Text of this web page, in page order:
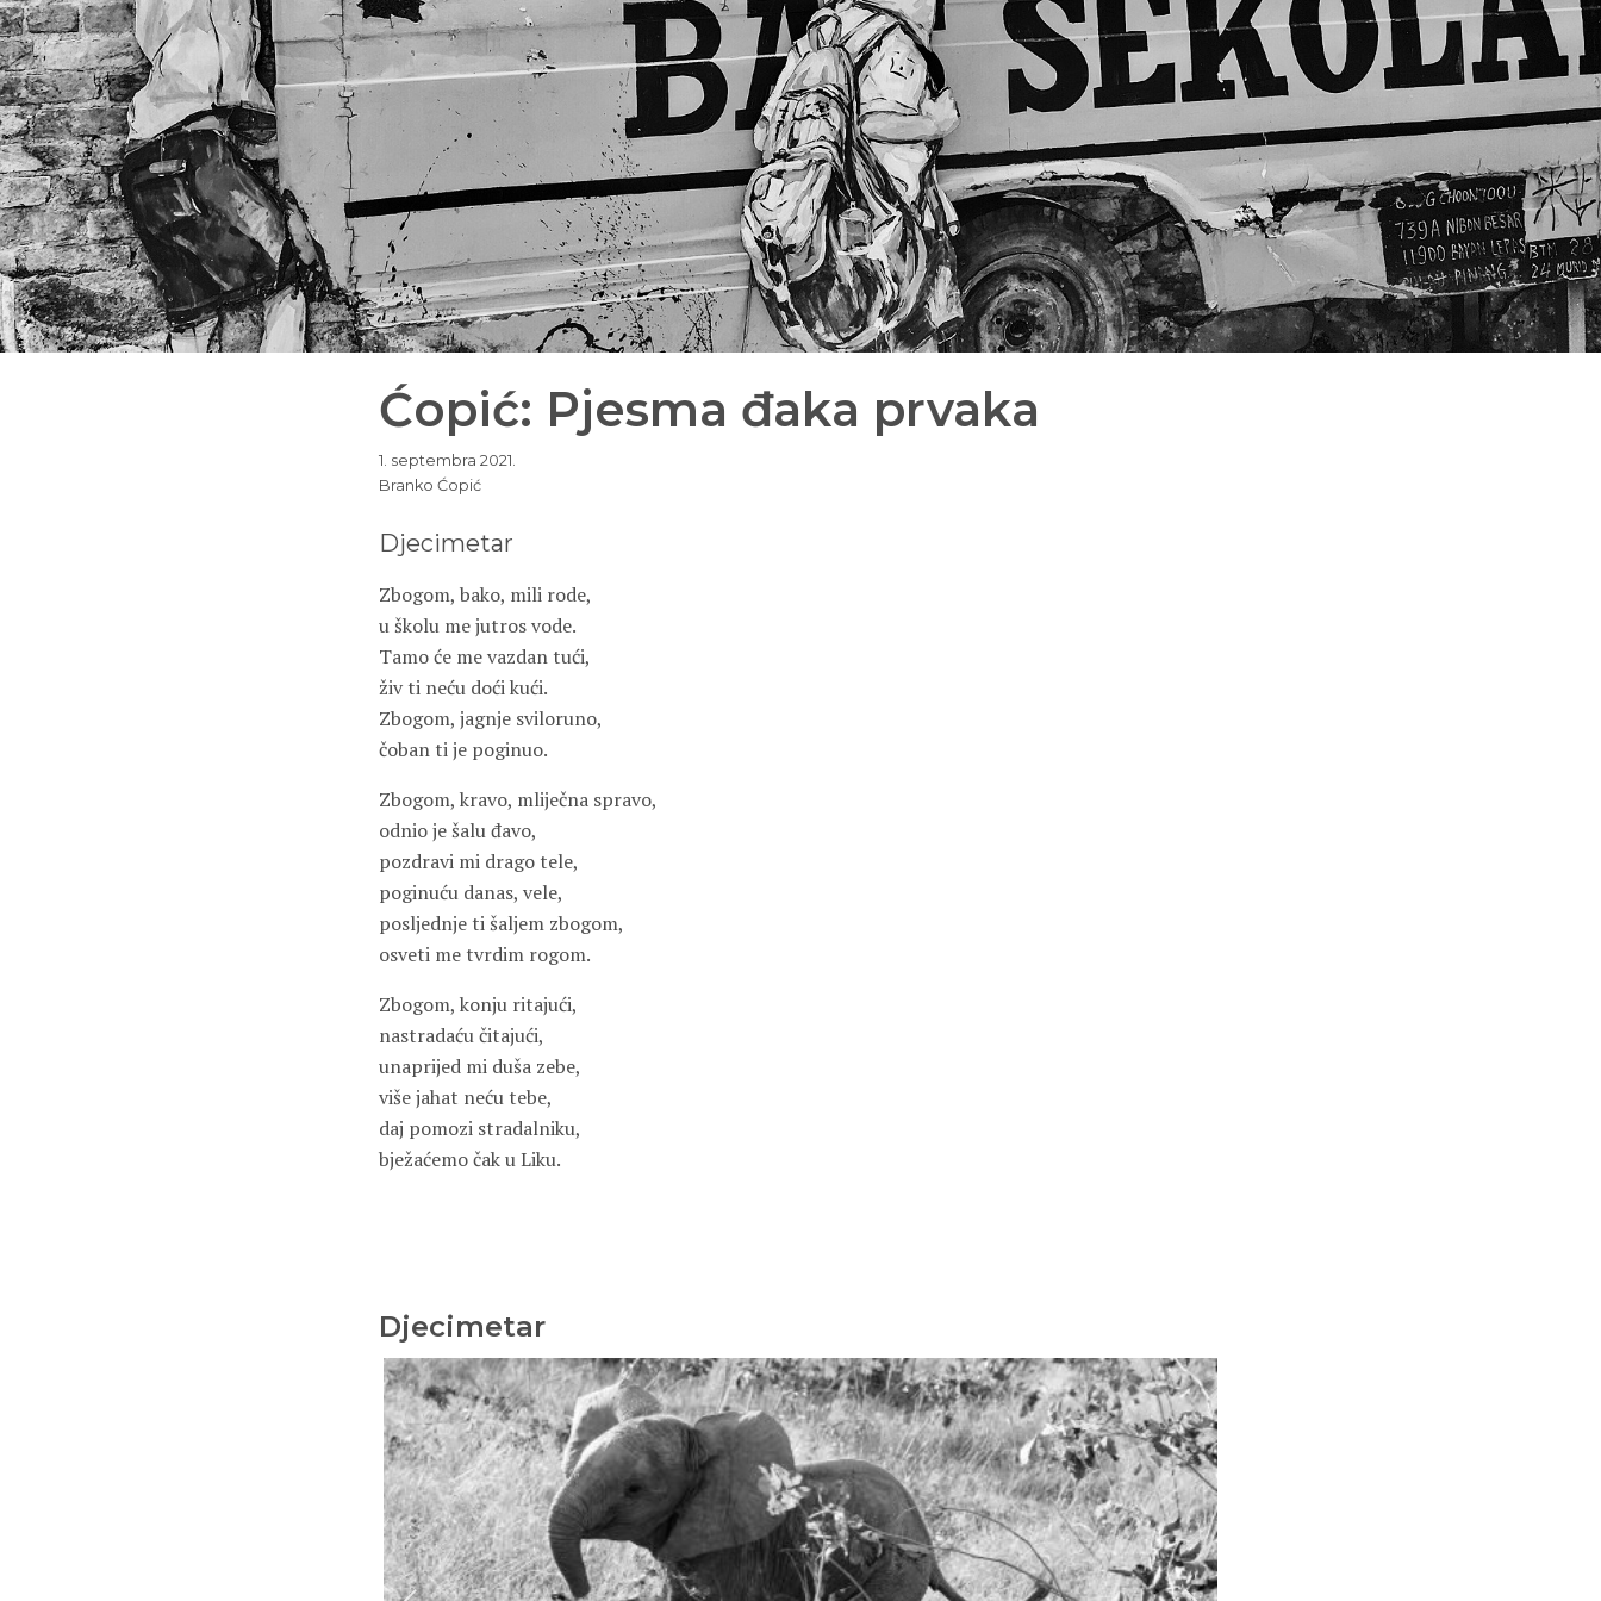
Ćopić: Pjesma đaka prvaka
1. septembra 2021.
Branko Ćopić
Djecimetar
Zbogom, bako, mili rode,
u školu me jutros vode.
Tamo će me vazdan tući,
živ ti neću doći kući.
Zbogom, jagnje sviloruno,
čoban ti je poginuo.
Zbogom, kravo, mliječna spravo,
odnio je šalu đavo,
pozdravi mi drago tele,
poginuću danas, vele,
posljednje ti šaljem zbogom,
osveti me tvrdim rogom.
Zbogom, konju ritajući,
nastradaću čitajući,
unaprijed mi duša zebe,
više jahat neću tebe,
daj pomozi stradalniku,
bježaćemo čak u Liku.
Djecimetar